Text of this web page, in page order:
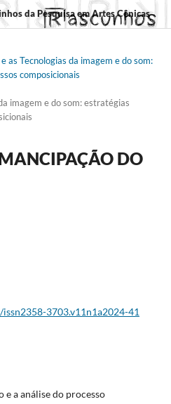
da Pesquisa em Artes Cênicas
as Tecnologias da imagem e do som:
composicionais
imagem e do som: estratégias
DO
3703.v11n1a2024-41
e a análise do processo